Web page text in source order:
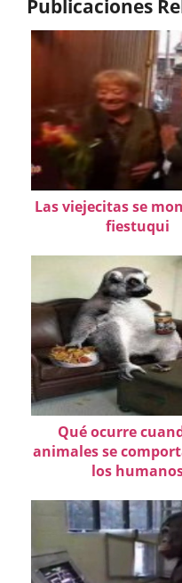
Publicaciones
Las viejecitas se
fiestuqui
Qué ocurre
animales se
los